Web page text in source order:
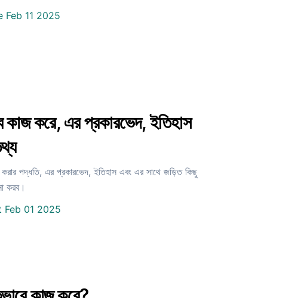
Feb 11 2025
কাজ করে, এর প্রকারভেদ, ইতিহাস
পদ্ধতি, এর প্রকারভেদ, ইতিহাস এবং এর সাথে জড়িত কিছু
করব।
Feb 01 2025